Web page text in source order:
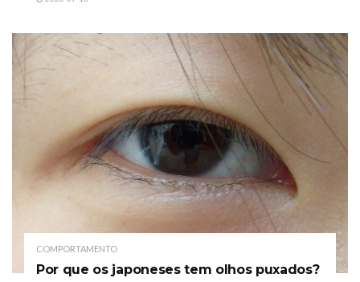
COMPORTAMENTO
Por que os japoneses tem olhos puxados?